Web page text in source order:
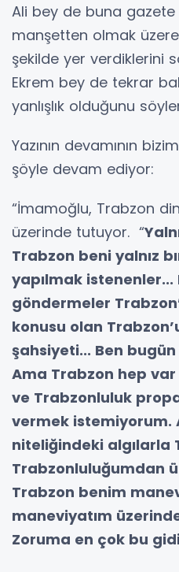
Ali bey de buna
manşetten olmak üzere
şekilde yer verdiklerini
Ekrem bey de tekrar
yanlışlık olduğunu
Yazının devamının
şöyle devam ediyor:
“İmamoğlu, Trabzon
üzerinde tutuyor. “
Trabzon beni yalnız
yapılmak istenenler...
göndermeler
konusu olan
şahsiyeti... Ben bugün
Ama Trabzon hep
ve Trabzonluluk
vermek istemiyorum.
niteliğindeki algılarla
Trabzonluluğumdan
Trabzon benim
maneviyatım
Zoruma en çok bu